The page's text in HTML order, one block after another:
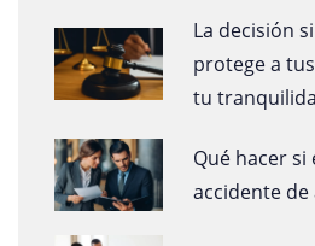
La decisión
protege a
tu
Qué hacer
accidente de